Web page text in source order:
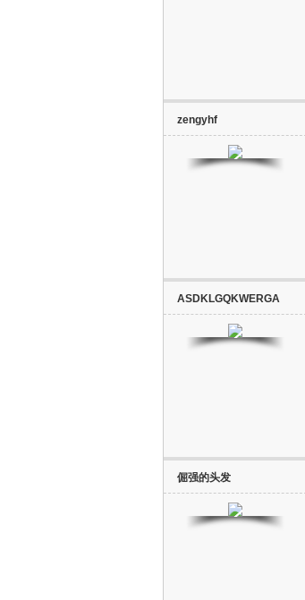
zengyhf
ASDKLGQKWERGA
倔强的头发